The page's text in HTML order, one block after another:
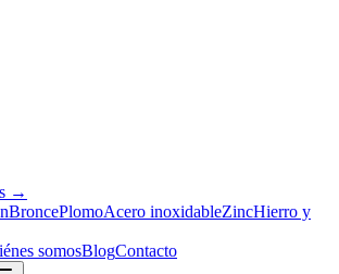
→
BroncePlomoAcero inoxidableZincHierro y
somosBlogContacto